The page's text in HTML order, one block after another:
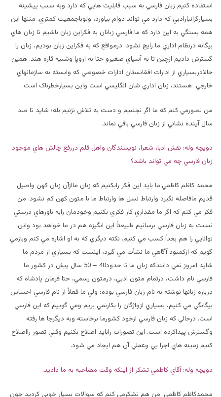
استفاده کنيم زبان فارسي به سبب قابليت هايي که دارد وبه سبب پيشينه
بسيارگرانبارادبي که دارد مي تواند دوام بياورد، ولوباجمعيت کمتري. منتها اين
همه بستگي به اين دارد که ما فارسي زبانان به فکراين زبان باشيم تا زبان هاي
بيگانه درنظام اداري ما رايج نشود. درمواقع که به فکراين زبان بوديم، زبان را
گسترش داديم ازچين تا به آسياي صغيرو حتا به اروپا وشبيه قاره هند. همين
حالادربسياري از ادارات افغانستان ادارات خصوصي که وابسته به سازمانهاي
خارجي هستند، زبان اداري شان انگليسي است واين بسيارخطرناک است.
من تصورمي کنم که ما اگر نجنبيم و دست به تلاش نزنيم بله؛ شايد تا صد
سال آينده نشاني از زبان فارسي باقي نماند.
دويچه وله: نقش ادبا، شعرا، نويسندگان واهل قلم دررفع چالش هاي موجود
زبان فارسي چه مي تواند باشد؟
محمد کاظم کاظمي:ما بايد اين فکر رابکنيم که زبان ماازآن زبان کهن واصيل
قديم مافاصله نگيرد وارتباط نسل ها وارتباط ما با متون کهن کم نشود. من
فکر مي کنم که اگر ما مقداري کار فکري بکنيم وخودمان رابه باورهاي درستي
نسبت به زبان فارسي برسانيم طبيعتاً اين انگيزه هم در ما خواهد بود واين
توانايي را هم بعداً کسب مي کنيم. نکته ديگري که به او اشاره مي کنم وبازمي
گويم که ازکمبود آگاهي ما نشأت مي گيرد، اينست که بسياري از مردم ما
شايد امروز نمي دانندکه زبان ما تا حدود40 – 50 سال پيش در کشور ما
فارسي نام داشت، درتمام متون ادبي، درمتون رسمي، حتا فرمان پادشاه که
درباره زبانها نوشته به نام زبان فارسي بوده؛ ولي ما فعلاً از نام فارسي احساس
بيگانگي مي کنيم، بسياري ازواژگان را بکارنمي بريم ومي گوييم که اين فارسي
است. درحالي که زبان فارسي ازخود کشورما برخاسته وبه ديگرجا ها رفته
وگسترش پيداکرده است. اين تصورات رابايد اصلاح بکنيم وقتي تصور رااصلاح
کنيم زمينه هاي اجرا يي وعملي آن هم ايجاد مي شود.
دويچه وله: آقاي کاظمي تشکر از اينکه وقت مصاحبه به ما داديد.
محمدکاظم کاظمي: من هم تشکرمي کنم که سوالات بسيار خوبي کرديد چون